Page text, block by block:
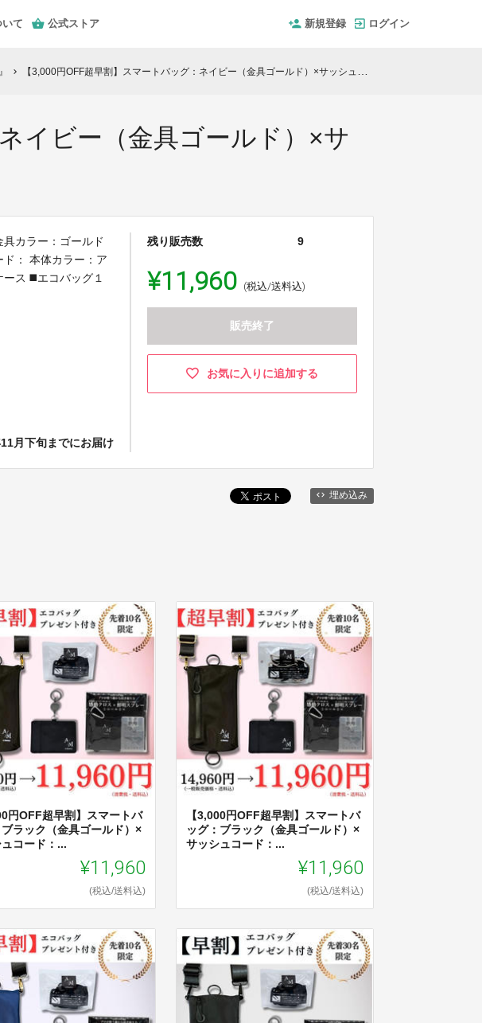
て 公式ストア 新規登録 ログイン
chevron_right 【3,000円OFF超早割】スマートバッグ：ネイビー（金具ゴールド）×サッシュコード：アイボリーセット
イビー（金具ゴールド）×サ
カラー：ゴールド
： 本体カラー：ア
ス ◼️エコバッグ１
月下旬までにお届け
残り販売数 9
¥11,960 (税込/送料込)
販売終了
お気に入りに追加する
埋め込み
円OFF超早割】スマートバ
ブラック（金具ゴールド）×
コード：...
¥11,960
(税込/送料込)
【3,000円OFF超早割】スマートバ
ッグ：ブラック（金具ゴールド）×
サッシュコード：...
¥11,960
(税込/送料込)